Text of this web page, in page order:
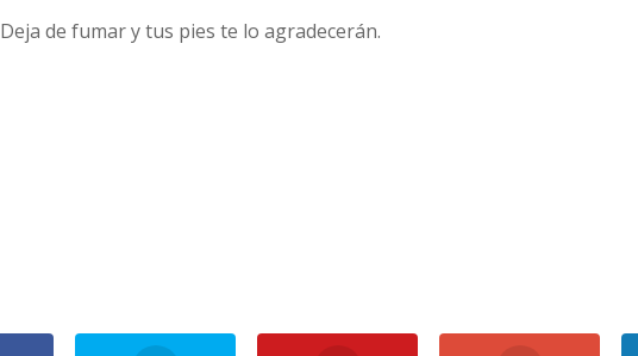
Deja de fumar y tus pies te lo agradecerán.